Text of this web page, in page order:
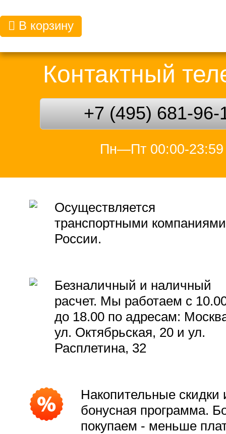
В корзину
Контактный
+7 (495) 681-96-
Пн—Пт 00:00-23:59
Осуществляется
транспортными компаниями
России.
Безналичный и наличный
расчет. Мы работаем с
до 18.00 по адресам:
ул. Октябрьская, 20 и ул.
Расплетина, 32
Накопительные скидки
бонусная программа.
покупаем - меньше